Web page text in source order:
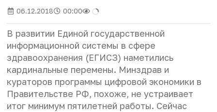
06.12.2018 00:00
В развитии Единой государственной
информационной системы в сфере
здравоохранения (ЕГИСЗ) наметились
кардинальные перемены. Минздрав и
кураторов программы цифровой экономики в
Правительстве РФ, похоже, не устраивает
итог минимум пятилетней работы. Сейчас